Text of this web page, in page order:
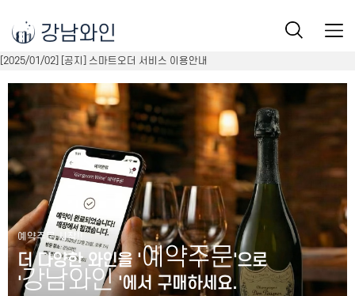
강남와인
예약주문 시작!!
더 다양한 와인을 '예약주문'으로
'강남와인'에서 구매하세요.
[2025/01/02] [공지] 스마트오더 서비스 이용안내